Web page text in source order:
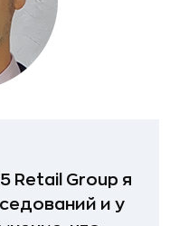
Retail Group я
и у